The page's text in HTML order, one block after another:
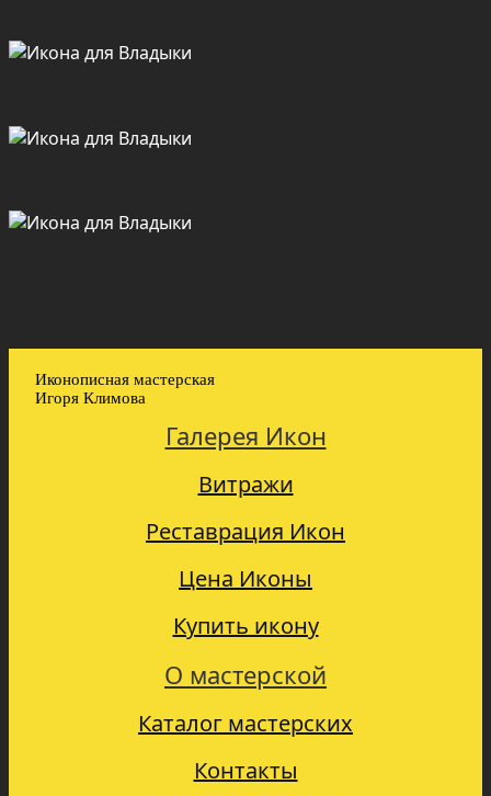
Иконописная мастерская
Игоря Климова
Галерея Икон
Витражи
Реставрация Икон
Цена Иконы
Купить икону
О мастерской
Каталог мастерских
Контакты